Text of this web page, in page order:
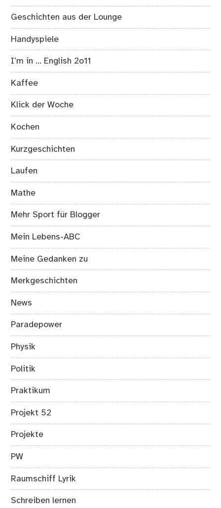
Geschichten aus der Lounge
Handyspiele
I’m in … English 2o11
Kaffee
Klick der Woche
Kochen
Kurzgeschichten
Laufen
Mathe
Mehr Sport für Blogger
Mein Lebens-ABC
Meine Gedanken zu
Merkgeschichten
News
Paradepower
Physik
Politik
Praktikum
Projekt 52
Projekte
PW
Raumschiff Lyrik
Schreiben lernen